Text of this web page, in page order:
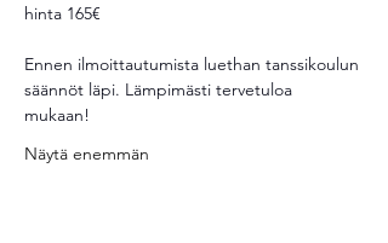
hinta 165€
Ennen ilmoittautumista luethan tanssikoulun
säännöt läpi. Lämpimästi tervetuloa
mukaan!
Näytä enemmän